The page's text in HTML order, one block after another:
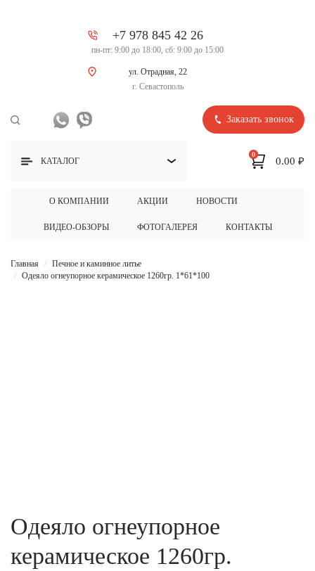
+7 978 845 42 26
пн-пт: 9:00 до 18:00, сб: 9:00 до 15:00
ул. Отрадная, 22
г. Севастополь
Заказать звонок
КАТАЛОГ
О КОМПАНИИ АКЦИИ НОВОСТИ
ВИДЕО-ОБЗОРЫ ФОТОГАЛЕРЕЯ КОНТАКТЫ
0
0.00 ₽
Главная
Печное и каминное литье
Одеяло огнеупорное керамическое 1260гр. 1*61*100
Одеяло огнеупорное
керамическое 1260гр.